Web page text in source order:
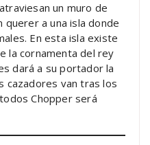
un muro de
querer a una isla donde
En esta isla existe
la cornamenta del rey
dará a su portador la
cazadores van tras los
Chopper será